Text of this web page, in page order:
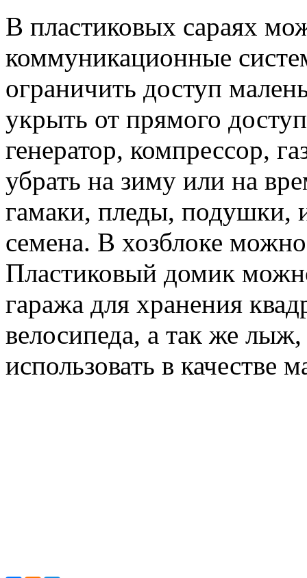
В пластиковых сараях
коммуникационные
ограничить доступ
укрыть от прямого
генератор, компрессор,
убрать на зиму или на
гамаки, пледы, подушки,
семена. В хозблоке
Пластиковый домик
гаража для хранения
велосипеда, а так же
использовать в качестве